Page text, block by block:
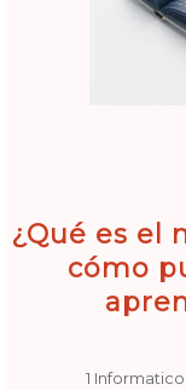
¿Qué es el
cómo
1